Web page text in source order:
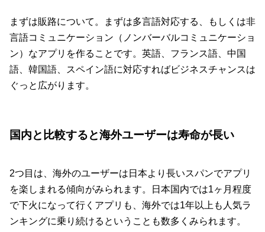
まずは販路について。まずは多言語対応する、もしくは非
言語コミュニケーション（ノンバーバルコミュニケーショ
ン）なアプリを作ることです。英語、フランス語、中国
語、韓国語、スペイン語に対応すればビジネスチャンスは
ぐっと広がります。
国内と比較すると海外ユーザーは寿命が長い
2つ目は、海外のユーザーは日本より長いスパンでアプリ
を楽しまれる傾向がみられます。日本国内では1ヶ月程度
で下火になって行くアプリも、海外では1年以上も人気ラ
ンキングに乗り続けるということも数多くみられます。